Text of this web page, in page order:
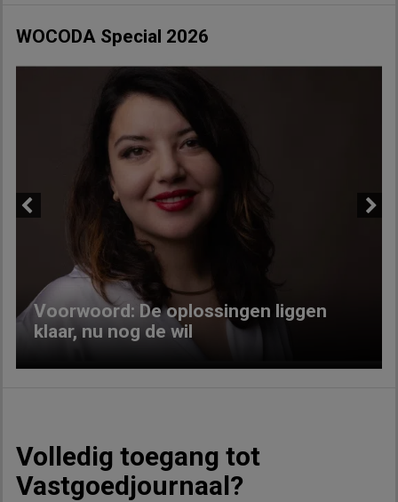
WOCODA Special 2026
Voorwoord: De oplossingen liggen
klaar, nu nog de wil
Volledig toegang tot
Vastgoedjournaal?